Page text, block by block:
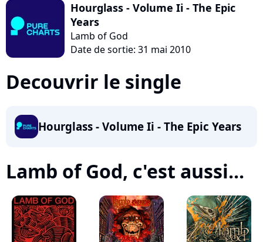
Hourglass - Volume Ii - The Epic
Years
Lamb of God
Date de sortie: 31 mai 2010
Decouvrir le single
Hourglass - Volume Ii - The Epic Years
Lamb of God, c'est aussi...